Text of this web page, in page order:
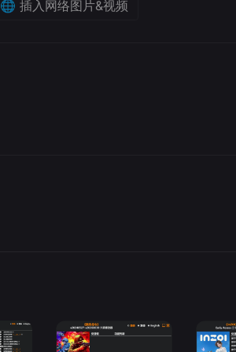
🌐 插入网络图片&视频